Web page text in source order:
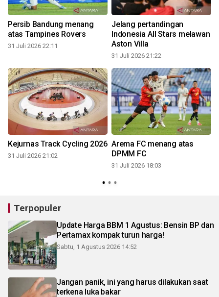
Persib Bandung menang
atas Tampines Rovers
31 Juli 2026 22:11
Jelang pertandingan
Indonesia All Stars melawan
Aston Villa
31 Juli 2026 21:22
Kejurnas Track Cycling 2026
31 Juli 2026 21:02
Arema FC menang atas
DPMM FC
31 Juli 2026 18:03
Terpopuler
Update Harga BBM 1 Agustus: Bensin BP dan
Pertamax kompak turun harga!
Sabtu, 1 Agustus 2026 14:52
Jangan panik, ini yang harus dilakukan saat
terkena luka bakar